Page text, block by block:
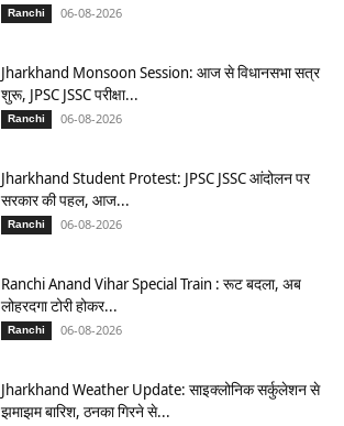
Ranchi 06-08-2026
Jharkhand Monsoon Session: आज से विधानसभा सत्र
शुरू, JPSC JSSC परीक्षा...
Ranchi 06-08-2026
Jharkhand Student Protest: JPSC JSSC आंदोलन पर
सरकार की पहल, आज...
Ranchi 06-08-2026
Ranchi Anand Vihar Special Train : रूट बदला, अब
लोहरदगा टोरी होकर...
Ranchi 06-08-2026
Jharkhand Weather Update: साइक्लोनिक सर्कुलेशन से
झमाझम बारिश, ठनका गिरने से...